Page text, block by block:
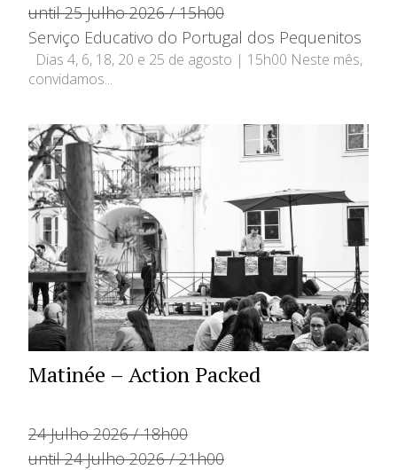
until 25 Julho 2026 / 15h00
Serviço Educativo do Portugal dos Pequenitos
Dias 4, 6, 18, 20 e 25 de agosto | 15h00 Neste mês,
convidamos...
Matinée – Action Packed
24 Julho 2026 / 18h00
until 24 Julho 2026 / 21h00